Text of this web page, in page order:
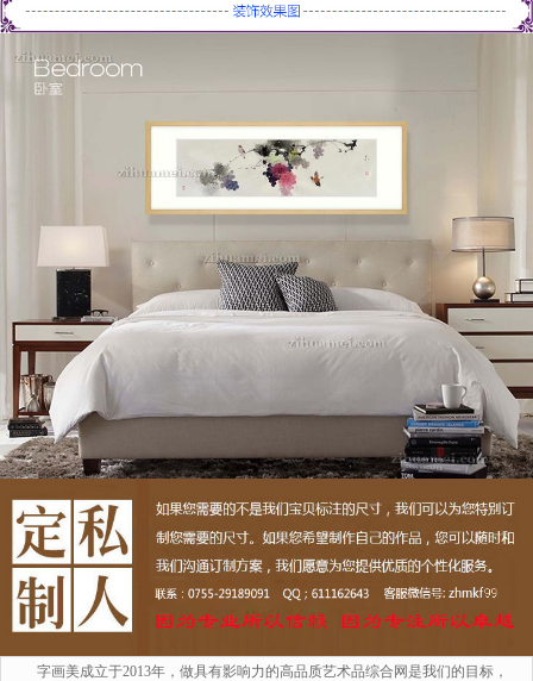
字画美成立于2013年，做具有影响力的高品质艺术品综合网是我们的目标，